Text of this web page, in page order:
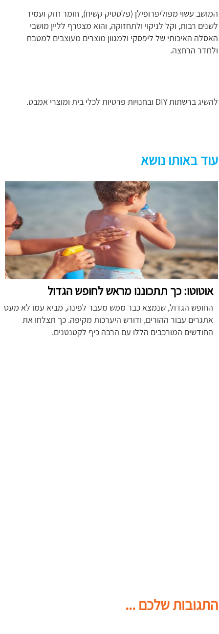
המושב עשוי מפוליפרופילן (פלסטיק קשיח), חומר חזק ועמיד
לשנים רבות, וקל לניקוי ולתחזוקה, והוא מצטרף לליין מושבי
האסלה האיכותי של ליפסקי ולמגוון מוצרים מעוצבים למטבח
ולחדר הרחצה.
להשיג ברשתות DIY ובחנויות פרטיות לכלי בית ומוצרי אמבט.
עוד באותו נושא
אוטוטו: כך תתכוננו מראש לחופש הגדול
החופש הגדול, שנמצא כבר ממש מעבר לפינה, מביא עמו לא מעט
אתגרים עבור ההורים, ודורש היערכות מקיפה. כך תצלחו את
החודשים המורכבים הללו עם הרבה כיף לקטנטנים.
התגובות שלכם ...